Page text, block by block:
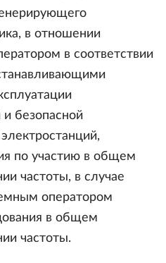
в отношении
в соответствии
и безопасной
по участию в общем
частоты, в случае
оператором
в общем
частоты.